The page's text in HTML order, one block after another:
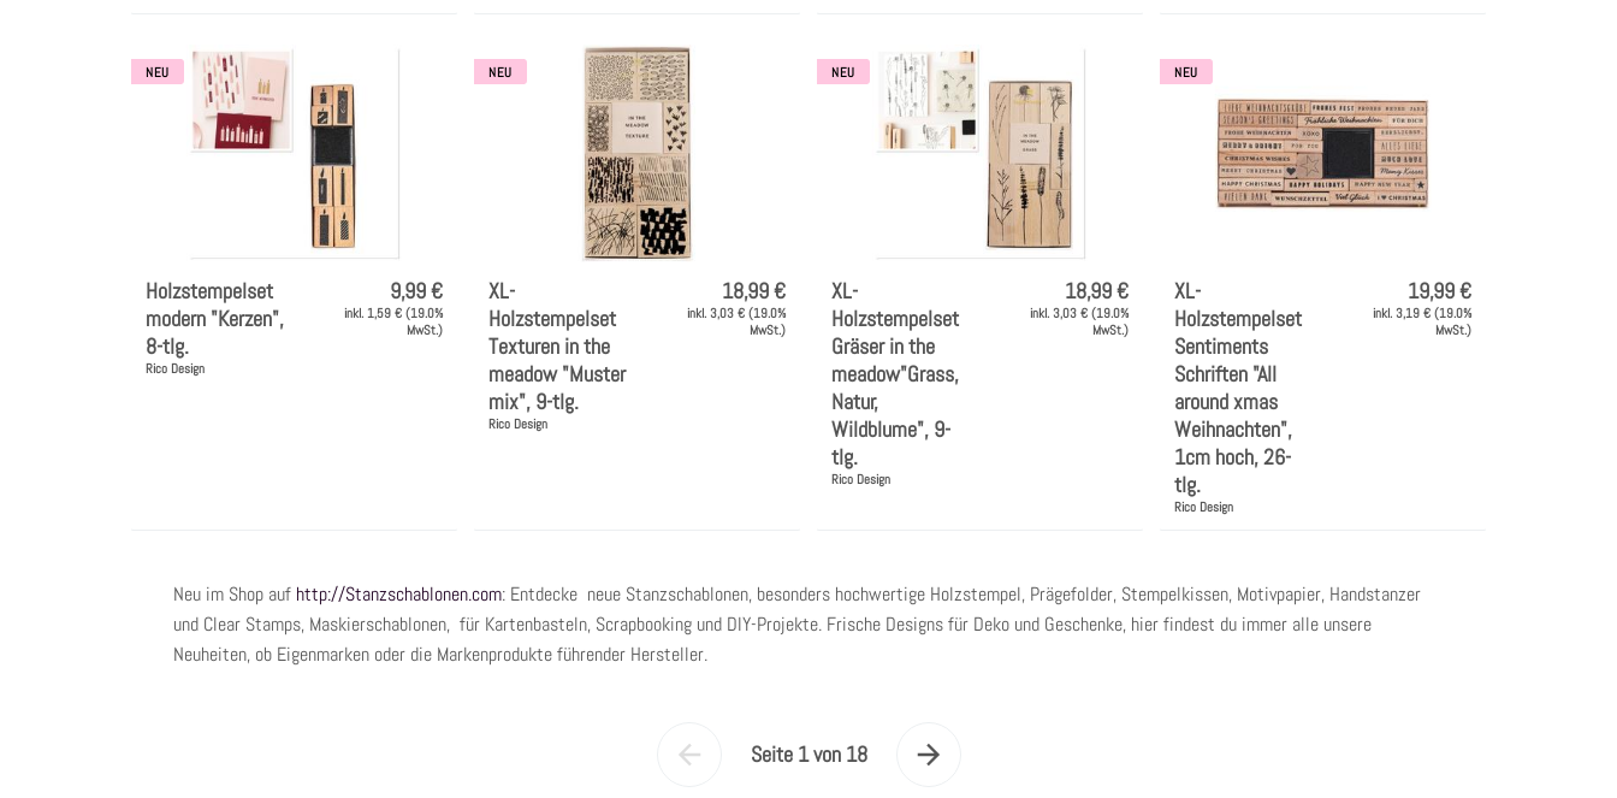
NEU
Holzstempelset
modern "Kerzen",
8-tlg.
Rico Design
9,99 €
inkl. 1,59 € (19.0%
MwSt.)
NEU
XL-
Holzstempelset
Texturen in the
meadow "Muster
mix", 9-tlg.
Rico Design
18,99 €
inkl. 3,03 € (19.0%
MwSt.)
NEU
XL-
Holzstempelset
Gräser in the
meadow"Grass,
Natur,
Wildblume", 9-
tlg.
Rico Design
18,99 €
inkl. 3,03 € (19.0%
MwSt.)
NEU
XL-
Holzstempelset
Sentiments
Schriften "All
around xmas
Weihnachten",
1cm hoch, 26-
tlg.
Rico Design
19,99 €
inkl. 3,19 € (19.0%
MwSt.)
Neu im Shop auf http://Stanzschablonen.com: Entdecke neue Stanzschablonen, besonders hochwertige Holzstempel, Prägefolder, Stempelkissen, Motivpapier, Handstanzer
und Clear Stamps, Maskierschablonen, für Kartenbasteln, Scrapbooking und DIY-Projekte. Frische Designs für Deko und Geschenke, hier findest du immer alle unsere
Neuheiten, ob Eigenmarken oder die Markenprodukte führender Hersteller.
Vorherige
Seite 1 von 18
Nächste